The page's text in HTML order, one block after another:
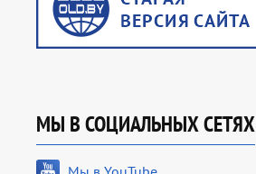
МЫ В СОЦИАЛЬНЫХ СЕТЯХ